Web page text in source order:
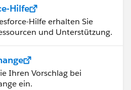
Hilfe
Hilfe erhalten Sie
und Unterstützung.
Ihren Vorschlag bei
ein.